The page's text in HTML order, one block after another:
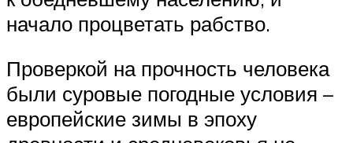
начало процветать рабство.
Проверкой на прочность человека
были суровые погодные условия –
европейские зимы в эпоху